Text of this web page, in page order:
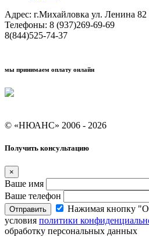
Адрес: г.Михайловка ул. Ленина 82
Телефоны: 8 (937)269-69-69
8(844)525-74-37
мы принимаем оплату онлайн
© «НЮАНС» 2006 - 2026
Получить консультацию
×
Ваше имя
Ваше телефон
Отправить
Нажимая кнопку
условия политики
обработку персональных данных